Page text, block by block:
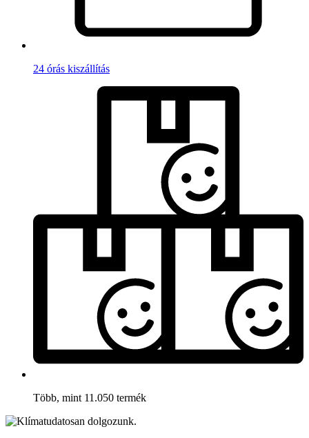
24 órás kiszállítás
Több, mint 11.050 termék